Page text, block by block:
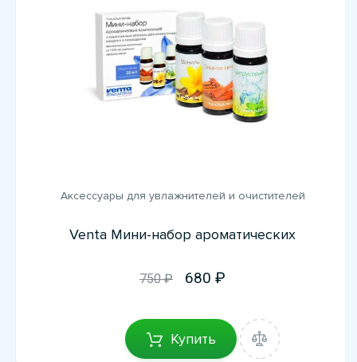
Аксессуары для увлажнителей и очистителей
Venta Мини-набор ароматических
750 ₽ 680
Купить